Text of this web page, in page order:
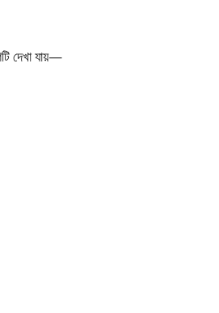
দেখা যায়—